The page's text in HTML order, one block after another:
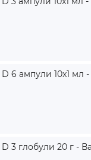
6 ампули 10x1 мл -
3 глобули 20 г -